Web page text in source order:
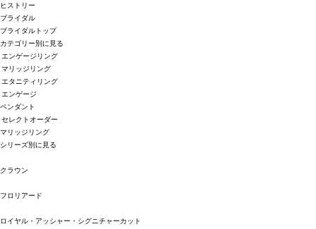
ヒストリー
ブライダル
ブライダルトップ
カテゴリー別に見る
エンゲージリング
マリッジリング
エタニティリング
エンゲージ
ペンダント
セレクトオーダー
マリッジリング
シリーズ別に見る
クラウン
フロリアード
ロイヤル・アッシャー・シグニチャーカット